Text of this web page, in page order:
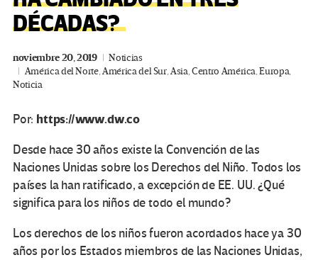
DÉCADAS?
noviembre 20, 2019
Noticias
América del Norte,América del Sur,Asia,Centro América,Europa,
Noticia
Por: https://www.dw.co
Desde hace 30 años existe la Convención de las
Naciones Unidas sobre los Derechos del Niño. Todos los
países la han ratificado, a excepción de EE. UU. ¿Qué
significa para los niños de todo el mundo?
Los derechos de los niños fueron acordados hace ya 30
años por los Estados miembros de las Naciones Unidas,